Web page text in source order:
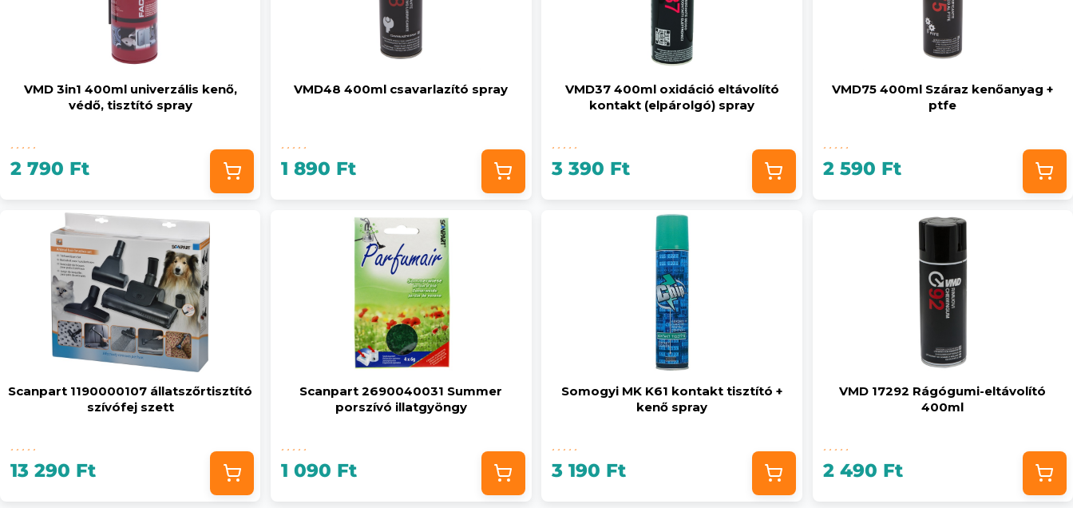
VMD 3in1 400ml univerzális kenő,
védő, tisztító spray
2 790 Ft
VMD48 400ml csavarlazító spray
1 890 Ft
VMD37 400ml oxidáció eltávolító
kontakt (elpárolgó) spray
3 390 Ft
VMD75 400ml Száraz kenőanyag +
ptfe
2 590 Ft
Scanpart 1190000107 állatszőrtisztító
szívófej szett
13 290 Ft
Scanpart 2690040031 Summer
porszívó illatgyöngy
1 090 Ft
Somogyi MK K61 kontakt tisztító +
kenő spray
3 190 Ft
VMD 17292 Rágógumi-eltávolító
400ml
2 490 Ft